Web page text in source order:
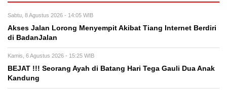
Sabtu, 8 Agustus 2026 - 14:05 WIB
Akses Jalan Lorong Menyempit Akibat Tiang Internet Berdiri
di BadanJalan
Kamis, 6 Agustus 2026 - 15:25 WIB
BEJAT !!! Seorang Ayah di Batang Hari Tega Gauli Dua Anak
Kandung